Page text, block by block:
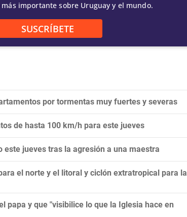
más importante sobre Uruguay y el mundo.
SUSCRÍBETE
por tormentas muy fuertes y severas
de hasta 100 km/h para este jueves
jueves tras la agresión a una maestra
el norte y el litoral y ciclón extratropical para la
papa y que "visibilice lo que la Iglesia hace en